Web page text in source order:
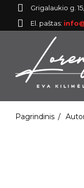
Grigalaukio g.
El. paštas:
Pagrindinis